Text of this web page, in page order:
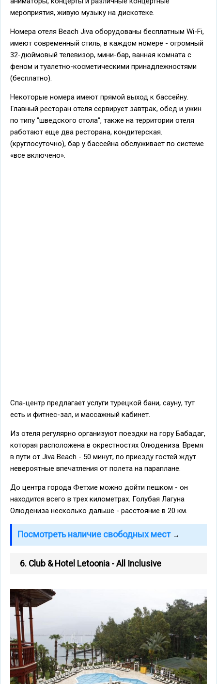
мероприятия, живую музыку на дискотеке.
Номера отеля Beach Jiva оборудованы бесплатным Wi-Fi,
имеют современный стиль, в каждом номере - огромный
32-дюймовый телевизор, мини-бар, ванная комната с
феном и туалетно-косметическими принадлежностями
(бесплатно).
Некоторые номера имеют прямой выход к бассейну.
Главный ресторан отеля сервирует завтрак, обед и ужин
по типу "шведского стола", также на территории отеля
работают еще два ресторана, кондитерская.
(круглосуточно), бар у бассейна обслуживает по системе
«все включено».
Спа-центр предлагает услуги турецкой бани, сауну, тут
есть и фитнес-зал, и массажный кабинет.
Из отеля регулярно организуют поездки на гору Бабадаг,
которая расположена в окрестностях Олюдениза. Время
в пути от Jiva Beach - 50 минут, по приезду гостей ждут
невероятные впечатления от полета на параплане.
До центра города Фетхие можно дойти пешком - он
находится всего в трех километрах. Голубая Лагуна
Олюдениза несколько дальше - расстояние в 20 км.
Посмотреть наличие свободных мест→
6. Club & Hotel Letoonia - All Inclusive